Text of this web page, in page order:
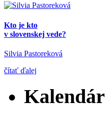
Kto je kto
v slovenskej vede?
Silvia Pastoreková
čítať ďalej
Kalendár